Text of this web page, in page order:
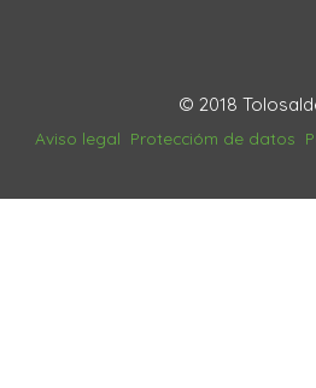
© 2018
Aviso legal Proteccióm de datos